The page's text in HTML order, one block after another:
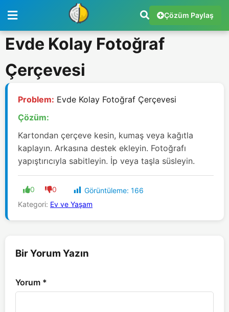
Çözüm Paylaş
Evde Kolay Fotoğraf
Çerçevesi
Problem: Evde Kolay Fotoğraf Çerçevesi
Çözüm:
Kartondan çerçeve kesin, kumaş veya kağıtla
kaplayın. Arkasına destek ekleyin. Fotoğrafı
yapıştırıcıyla sabitleyin. İp veya taşla süsleyin.
0 0 Görüntüleme: 166
Kategori: Ev ve Yaşam
Bir Yorum Yazın
Yorum *